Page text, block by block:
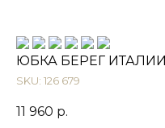
ЮБКА БЕРЕГ ИТАЛИИ
SKU: 126 679
11 960 р.